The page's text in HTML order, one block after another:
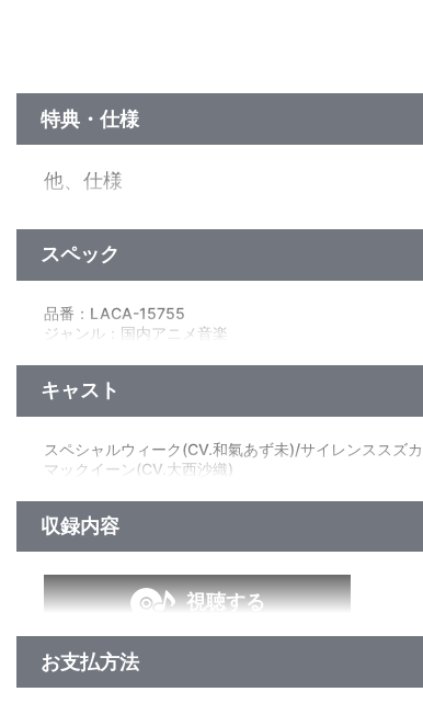
特典・仕様
他、仕様
スペック
品番：LACA-15755
ジャンル：国内アニメ音楽
キャスト
スペシャルウィーク(CV.和氣あず未)/サイレンススズ
マックイーン(CV.大西沙織)
収録内容
視聴する
＜収録曲＞
お支払方法